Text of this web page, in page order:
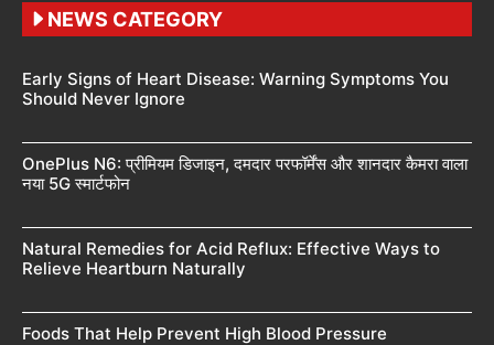
NEWS CATEGORY
Early Signs of Heart Disease: Warning Symptoms You
Should Never Ignore
OnePlus N6: प्रीमियम डिजाइन, दमदार परफॉर्मेंस और शानदार कैमरा वाला
नया 5G स्मार्टफोन
Natural Remedies for Acid Reflux: Effective Ways to
Relieve Heartburn Naturally
Foods That Help Prevent High Blood Pressure